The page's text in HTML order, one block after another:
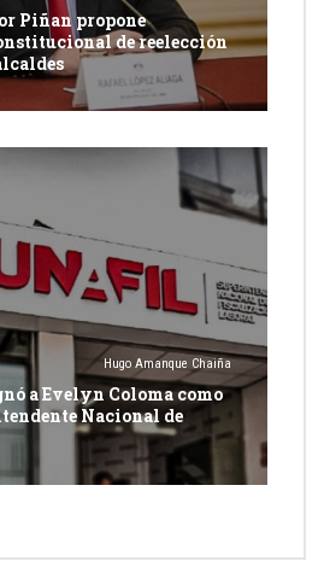
Piñan propone
de reelección
Hugo Amanque Chaiña
a Evelyn Coloma como
Nacional de